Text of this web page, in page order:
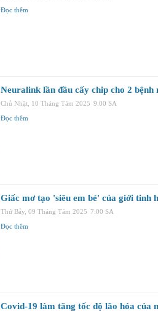
Đọc thêm
Neuralink lần đầu cấy chip cho 2
Chủ Nhật, 10 Tháng Tám 2025 9:00 SA
Đọc thêm
Giấc mơ tạo 'siêu em bé' của giới tinh
Thứ Bảy, 09 Tháng Tám 2025 7:00 SA
Đọc thêm
Covid-19 làm tăng tốc độ lão hóa của